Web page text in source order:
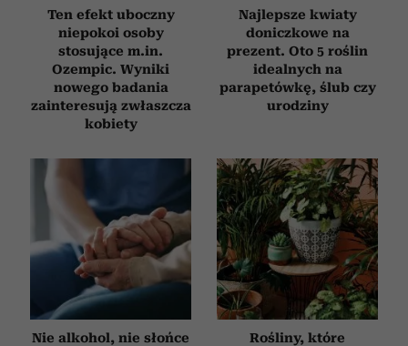
Ten efekt uboczny
niepokoi osoby
stosujące m.in.
Ozempic. Wyniki
nowego badania
zainteresują zwłaszcza
kobiety
Najlepsze kwiaty
doniczkowe na
prezent. Oto 5 roślin
idealnych na
parapetówkę, ślub czy
urodziny
Nie alkohol, nie słońce Rośliny, które